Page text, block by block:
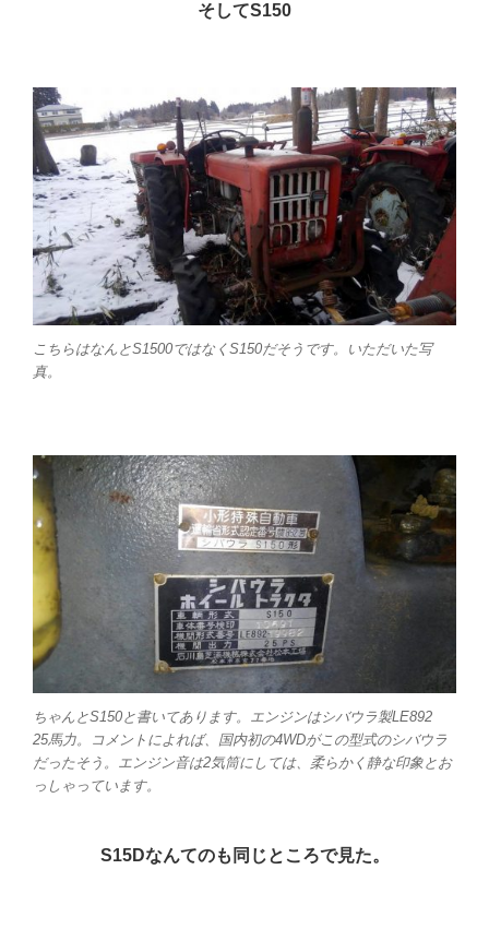
そしてS150
こちらはなんとS1500ではなくS150だそうです。いただいた写
真。
ちゃんとS150と書いてあります。エンジンはシバウラ製LE892
25馬力。コメントによれば、 国内初の4WDがこの型式のシバウラ
だったそう。エンジン音は2気筒にしては、柔らかく静な印象とお
っしゃっています。
S15Dなんてのも同じところで見た。